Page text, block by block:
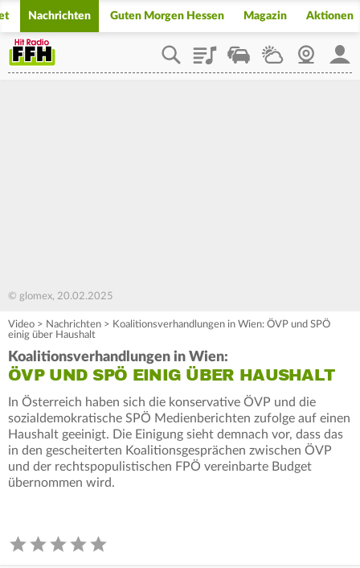
Nachrichten Guten Morgen Hessen Magazin Aktionen
PlaylistStaupilotWetterWebcam
© glomex, 20.02.2025
Video > Nachrichten > Koalitionsverhandlungen in Wien: ÖVP und SPÖ
einig über Haushalt
Koalitionsverhandlungen in Wien:
ÖVP UND SPÖ EINIG ÜBER HAUSHALT
In Österreich haben sich die konservative ÖVP und die
sozialdemokratische SPÖ Medienberichten zufolge auf einen
Haushalt geeinigt. Die Einigung sieht demnach vor, dass das
in den gescheiterten Koalitionsgesprächen zwischen ÖVP
und der rechtspopulistischen FPÖ vereinbarte Budget
übernommen wird.